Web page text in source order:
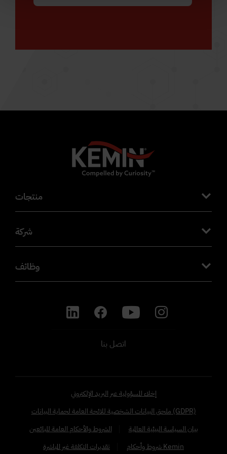
منتجات
شركة
وظائف
اتصل بنا
إخلاء المسؤولية عبر البريد الإلكتروني
ملحق البيانات الشخصية للائحة العامة لحماية البيانات (GDPR)
الشروط والأحكام العامة للبائعين
بيان السياسة البيئية العالمية
تقديرات التكلفة غير المباشرة
شروط وأحكام Kemin